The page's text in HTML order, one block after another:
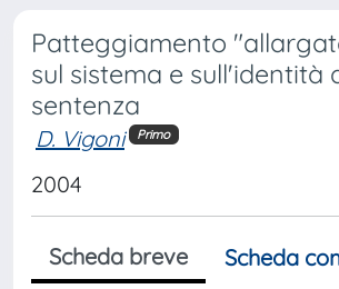
Patteggiamento
sul sistema e sull'identità
sentenza
D. Vigoni Primo
2004
Scheda breve
Scheda